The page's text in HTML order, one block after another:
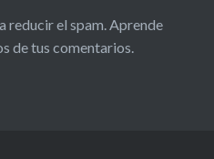
reducir el spam. Aprende
de tus comentarios.